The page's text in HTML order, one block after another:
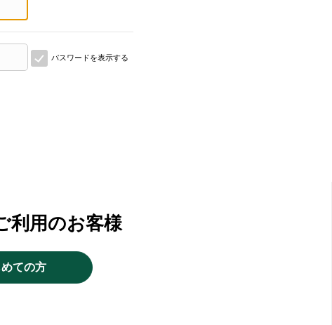
パスワードを表示する
利用のお客様
ての方